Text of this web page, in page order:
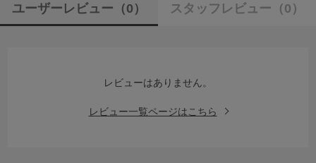
ユーザーレビュー （0） スタッフレビュー （0）
レビューはありません。
レビュー一覧ページはこちら